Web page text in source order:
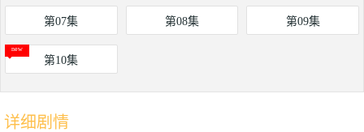
第07集 第08集 第09集
第10集
详细剧情